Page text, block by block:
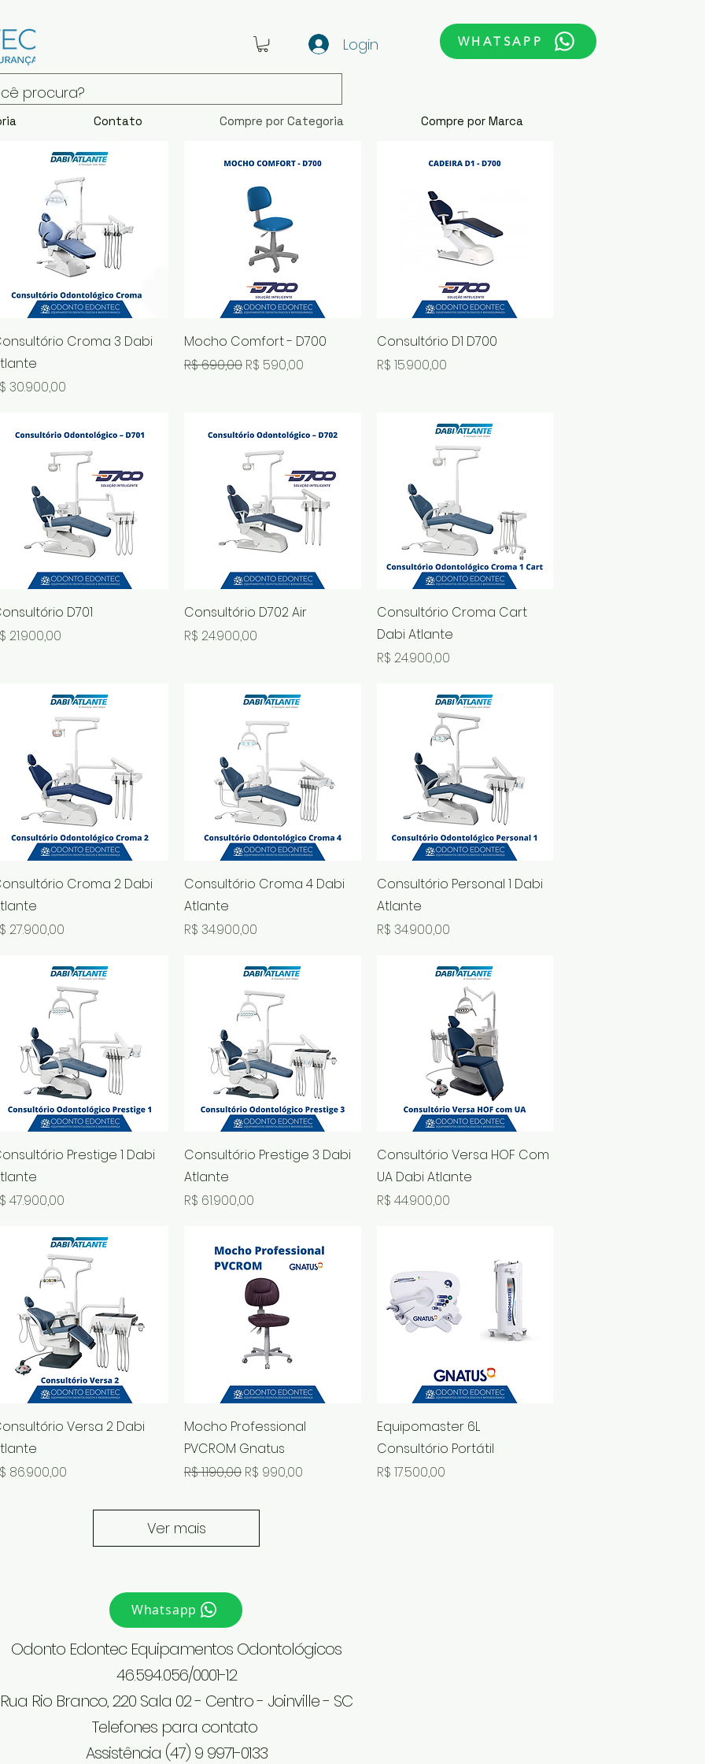
Login WHATSAPP
Contato Compre por Categoria Compre por Marca
Visualização rápida
Croma 3 Dabi
30.900,00
Visualização rápida
Mocho Comfort - D700
Preço normal
R$ 690,00 Preço promocional
R$ 590,00
Visualização rápida
Consultório D1 D700
Preço
R$ 15.900,00
Visualização rápida
D701
21.900,00
Visualização rápida
Consultório D702 Air
Preço
R$ 24.900,00
Visualização rápida
Consultório Croma Cart
Dabi Atlante
Preço
R$ 24.900,00
Visualização rápida
Croma 2 Dabi
27.900,00
Visualização rápida
Consultório Croma 4 Dabi
Atlante
Preço
R$ 34.900,00
Visualização rápida
Consultório Personal 1 Dabi
Atlante
Preço
R$ 34.900,00
Visualização rápida
Prestige 1 Dabi
47.900,00
Visualização rápida
Consultório Prestige 3 Dabi
Atlante
Preço
R$ 61.900,00
Visualização rápida
Consultório Versa HOF Com
UA Dabi Atlante
Preço
R$ 44.900,00
Visualização rápida
Versa 2 Dabi
86.900,00
Visualização rápida
Mocho Professional
PVCROM Gnatus
Preço normal
R$ 1.190,00 Preço promocional
R$ 990,00
Visualização rápida
Equipomaster 6L
Consultório Portátil
Preço
R$ 17.500,00
Ver mais
Whatsapp
Odonto Edontec Equipamentos Odontológicos
46.594.056/0001-12
Rua Rio Branco, 220 Sala 02 - Centro - Joinville - SC
Telefones para contato
Assistência (47) 9 9971-0133